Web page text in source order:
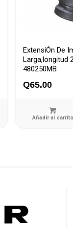
ExtensiÓn De
Larga,longitud
480250MB
Q65.00
Añadir al carrito